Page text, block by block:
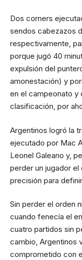
Dos corners
sendos cabezazos
respectivamente,
porque jugó 40
expulsión del
amonestación) y
en el campeonato y
clasificación, por
Argentinos logró la
ejecutado por Mac
Leonel Galeano y,
perder un jugador
precisión para
Sin perder el orden
cuando fenecía el
cuatro partidos sin
cambio, Argentinos
comprometido con